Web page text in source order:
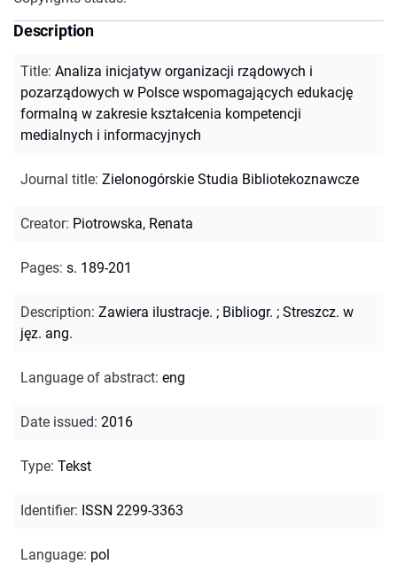
Description
Title: Analiza inicjatyw organizacji rządowych i
pozarządowych w Polsce wspomagających edukację
formalną w zakresie kształcenia kompetencji
medialnych i informacyjnych
Journal title: Zielonogórskie Studia Bibliotekoznawcze
Creator: Piotrowska, Renata
Pages: s. 189-201
Description: Zawiera ilustracje. ; Bibliogr. ; Streszcz. w
jęz. ang.
Language of abstract: eng
Date issued: 2016
Type: Tekst
Identifier: ISSN 2299-3363
Language: pol